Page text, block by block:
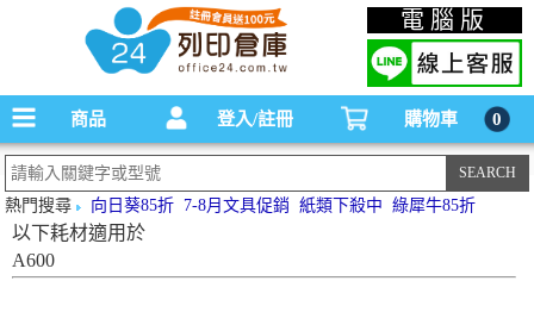
碳粉匣，墨水匣,原廠碳粉匣，副廠碳粉匣，環保碳粉匣,連續供墨印表機-office24列印
倉庫線上購物手機版
電腦版
商品 登入/註冊 購物車 0
熱門搜尋 向日葵85折 7-8月文具促銷 紙類下殺中 綠犀牛85折
以下耗材適用於
A600